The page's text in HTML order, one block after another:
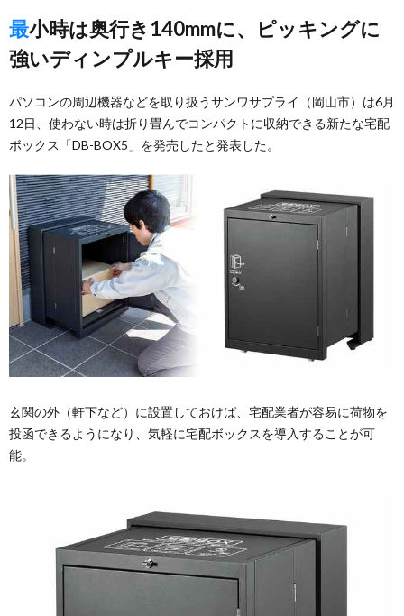
最小時は奥行き140mmに、ピッキングに
強いディンプルキー採用
パソコンの周辺機器などを取り扱うサンワサプライ（岡山市）は6月
12日、使わない時は折り畳んでコンパクトに収納できる新たな宅配
ボックス「DB-BOX5」を発売したと発表した。
玄関の外（軒下など）に設置しておけば、宅配業者が容易に荷物を
投函できるようになり、気軽に宅配ボックスを導入することが可
能。